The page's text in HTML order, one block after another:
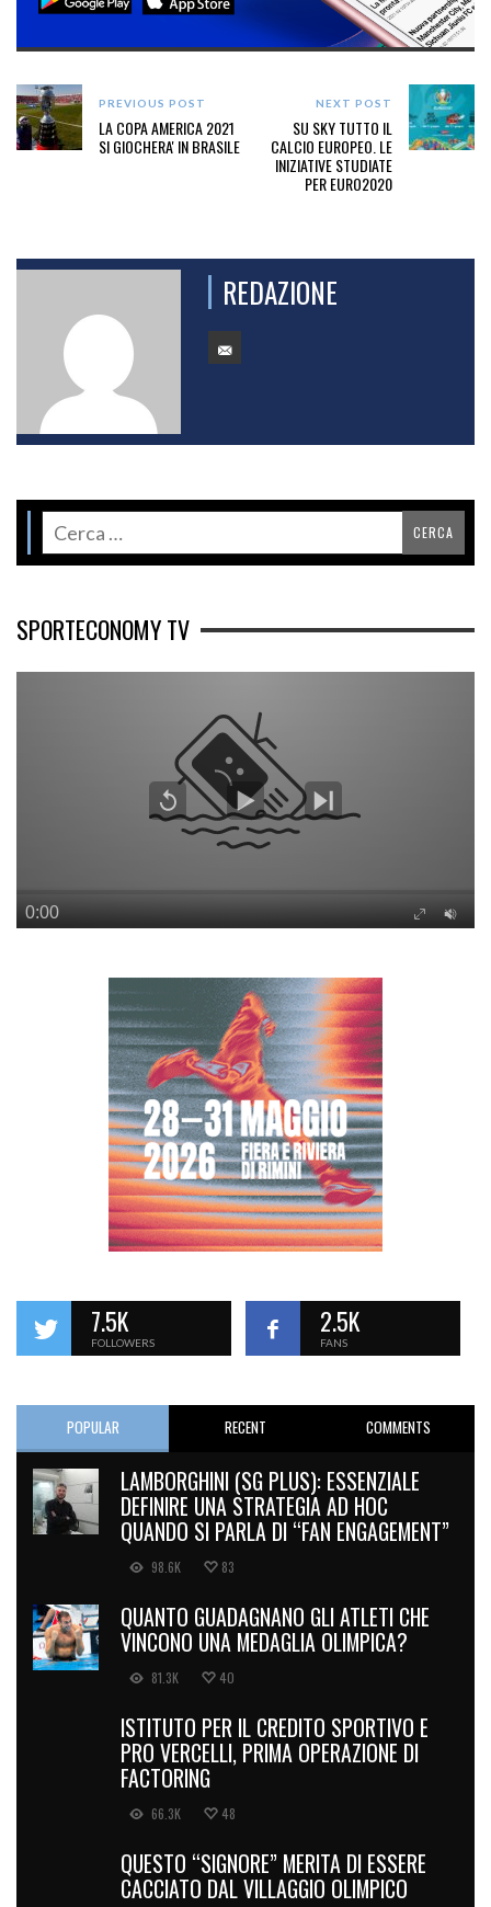
PREVIOUS POST
LA COPA AMERICA 2021
SI GIOCHERA' IN BRASILE
NEXT POST
SU SKY TUTTO IL
CALCIO EUROPEO. LE
INIZIATIVE STUDIATE
PER EURO2020
REDAZIONE
SPORTECONOMY TV
7.5K
FOLLOWERS
2.5K
FANS
POPULAR RECENT COMMENTS
LAMBORGHINI (SG PLUS): ESSENZIALE
DEFINIRE UNA STRATEGIA AD HOC
QUANDO SI PARLA DI “FAN ENGAGEMENT”
98.6K 83
QUANTO GUADAGNANO GLI ATLETI CHE
VINCONO UNA MEDAGLIA OLIMPICA?
81.3K 40
ISTITUTO PER IL CREDITO SPORTIVO E
PRO VERCELLI, PRIMA OPERAZIONE DI
FACTORING
66.3K 48
QUESTO “SIGNORE” MERITA DI ESSERE
CACCIATO DAL VILLAGGIO OLIMPICO